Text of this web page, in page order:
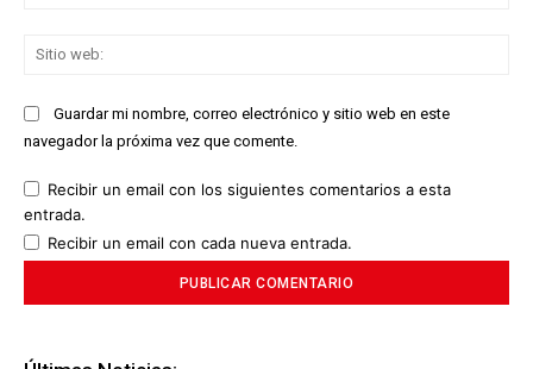
Guardar mi nombre, correo electrónico y sitio web en este
navegador la próxima vez que comente.
Recibir un email con los siguientes comentarios a esta
entrada.
Recibir un email con cada nueva entrada.